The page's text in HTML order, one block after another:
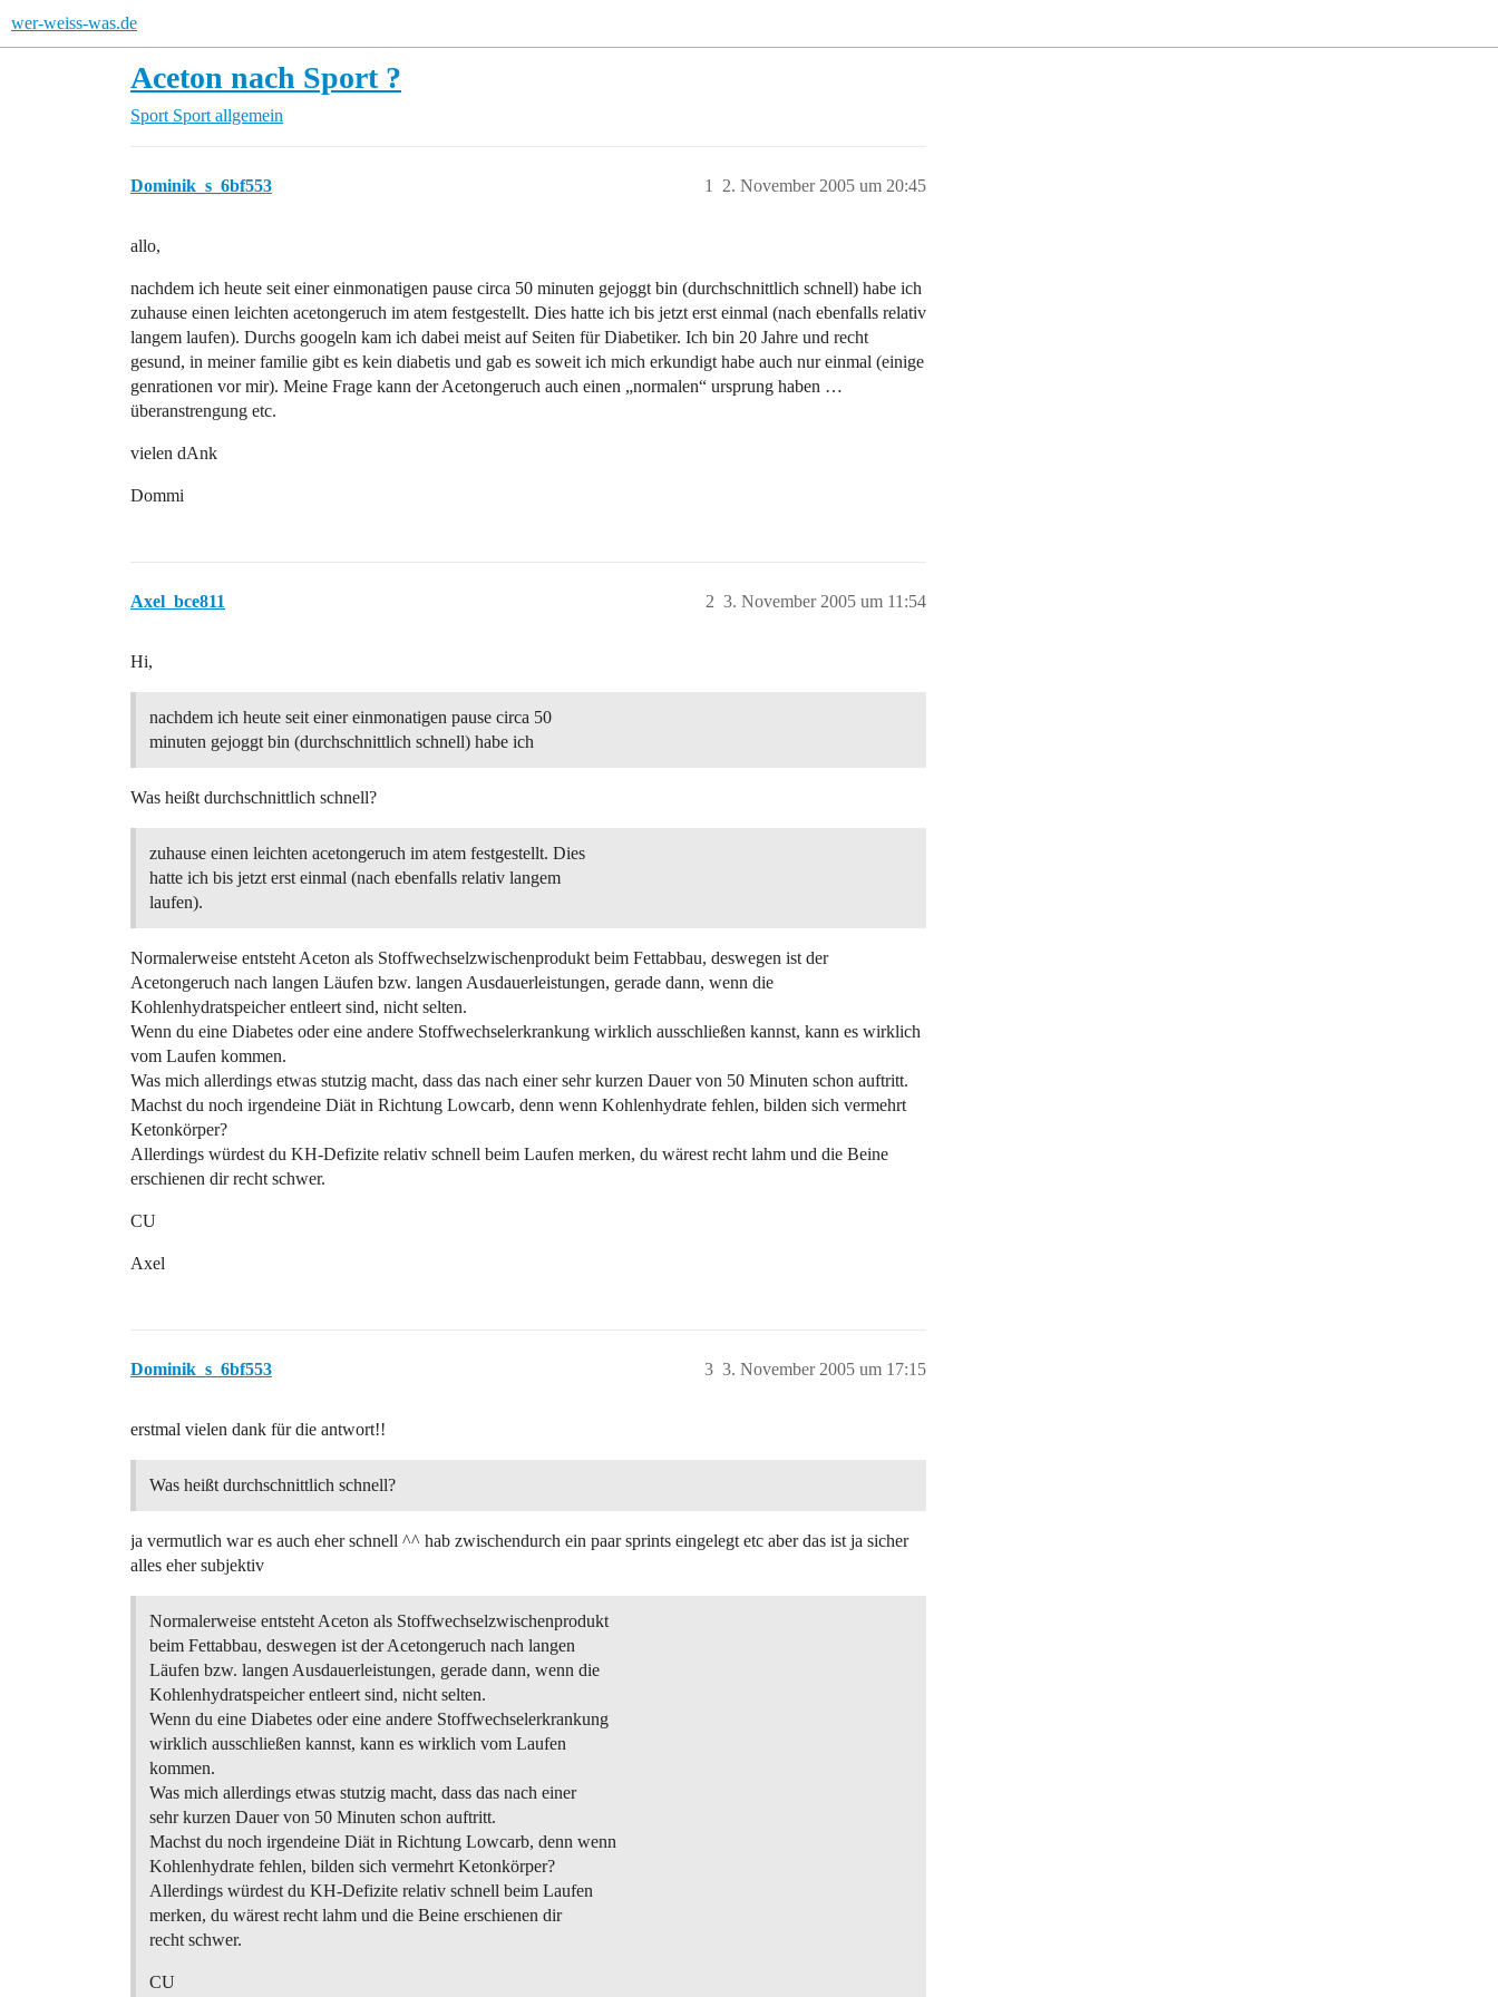
wer-weiss-was.de
Aceton nach Sport ?
Sport Sport allgemein
Dominik_s_6bf553 2. November 2005 um 20:45
1
allo,
nachdem ich heute seit einer einmonatigen pause circa 50 minuten gejoggt bin (durchschnittlich schnell) habe ich
zuhause einen leichten acetongeruch im atem festgestellt. Dies hatte ich bis jetzt erst einmal (nach ebenfalls relativ
langem laufen). Durchs googeln kam ich dabei meist auf Seiten für Diabetiker. Ich bin 20 Jahre und recht
gesund, in meiner familie gibt es kein diabetis und gab es soweit ich mich erkundigt habe auch nur einmal (einige
genrationen vor mir). Meine Frage kann der Acetongeruch auch einen „normalen“ ursprung haben …
überanstrengung etc.
vielen dAnk
Dommi
Axel_bce811 3. November 2005 um 11:54
2
Hi,
nachdem ich heute seit einer einmonatigen pause circa 50
minuten gejoggt bin (durchschnittlich schnell) habe ich
Was heißt durchschnittlich schnell?
zuhause einen leichten acetongeruch im atem festgestellt. Dies
hatte ich bis jetzt erst einmal (nach ebenfalls relativ langem
laufen).
Normalerweise entsteht Aceton als Stoffwechselzwischenprodukt beim Fettabbau, deswegen ist der
Acetongeruch nach langen Läufen bzw. langen Ausdauerleistungen, gerade dann, wenn die
Kohlenhydratspeicher entleert sind, nicht selten.
Wenn du eine Diabetes oder eine andere Stoffwechselerkrankung wirklich ausschließen kannst, kann es wirklich
vom Laufen kommen.
Was mich allerdings etwas stutzig macht, dass das nach einer sehr kurzen Dauer von 50 Minuten schon auftritt.
Machst du noch irgendeine Diät in Richtung Lowcarb, denn wenn Kohlenhydrate fehlen, bilden sich vermehrt
Ketonkörper?
Allerdings würdest du KH-Defizite relativ schnell beim Laufen merken, du wärest recht lahm und die Beine
erschienen dir recht schwer.
CU
Axel
Dominik_s_6bf553 3. November 2005 um 17:15
3
erstmal vielen dank für die antwort!!
Was heißt durchschnittlich schnell?
ja vermutlich war es auch eher schnell ^^ hab zwischendurch ein paar sprints eingelegt etc aber das ist ja sicher
alles eher subjektiv
Normalerweise entsteht Aceton als Stoffwechselzwischenprodukt
beim Fettabbau, deswegen ist der Acetongeruch nach langen
Läufen bzw. langen Ausdauerleistungen, gerade dann, wenn die
Kohlenhydratspeicher entleert sind, nicht selten.
Wenn du eine Diabetes oder eine andere Stoffwechselerkrankung
wirklich ausschließen kannst, kann es wirklich vom Laufen
kommen.
Was mich allerdings etwas stutzig macht, dass das nach einer
sehr kurzen Dauer von 50 Minuten schon auftritt.
Machst du noch irgendeine Diät in Richtung Lowcarb, denn wenn
Kohlenhydrate fehlen, bilden sich vermehrt Ketonkörper?
Allerdings würdest du KH-Defizite relativ schnell beim Laufen
merken, du wärest recht lahm und die Beine erschienen dir
recht schwer.
CU